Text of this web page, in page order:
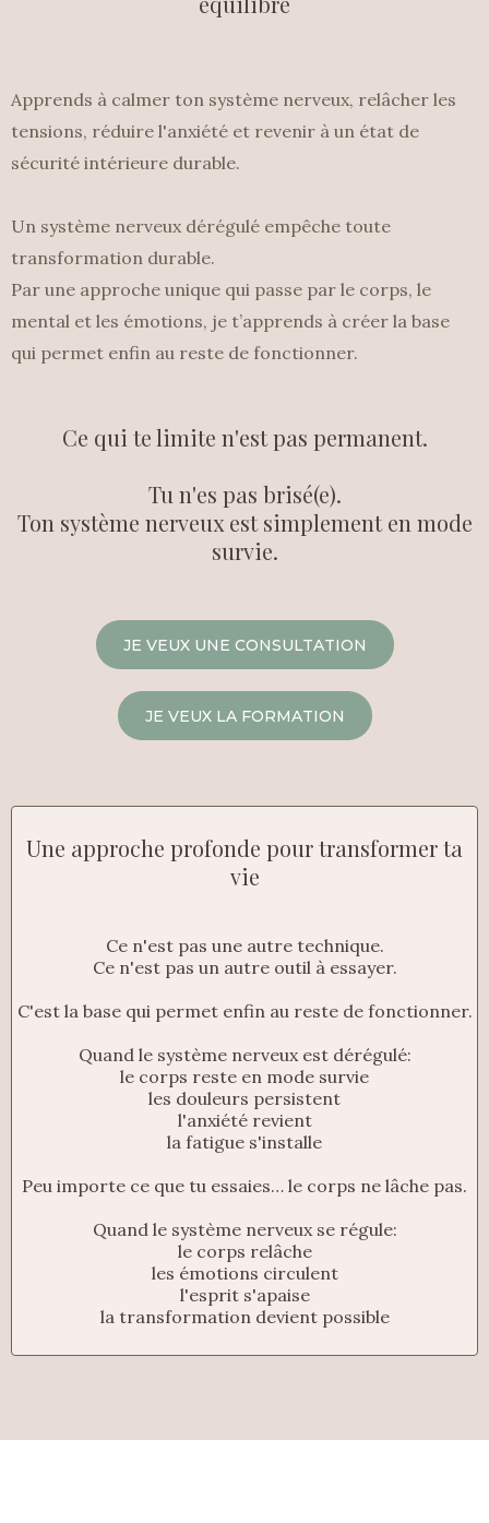
Apprends à calmer ton système nerveux, relâcher les
tensions, réduire l'anxiété et revenir à un état de
sécurité intérieure durable.
Un système nerveux dérégulé empêche toute
transformation durable.
Par une approche unique qui passe par le corps, le
mental et les émotions, je t’apprends à créer la base
qui permet enfin au reste de fonctionner.
Ce qui te limite n'est pas permanent.
Tu n'es pas brisé(e).
Ton système nerveux est simplement en mode
survie.
JE VEUX UNE CONSULTATION
JE VEUX LA FORMATION
Une approche profonde pour transformer ta
vie
Ce n'est pas une autre technique.
Ce n'est pas un autre outil à essayer.
C'est la base qui permet enfin au reste de fonctionner.
Quand le système nerveux est dérégulé:
le corps reste en mode survie
les douleurs persistent
l'anxiété revient
la fatigue s'installe
Peu importe ce que tu essaies… le corps ne lâche pas.
Quand le système nerveux se régule:
le corps relâche
les émotions circulent
l'esprit s'apaise
la transformation devient possible